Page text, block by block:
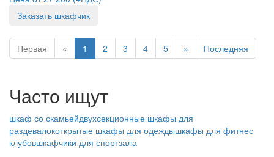
Заказать шкафчик
Первая « 1 2 3 4 5 » Последняя
Часто ищут
шкаф со скамьейдвухсекционные шкафы для
раздевалокоткрытые шкафы для одеждышкафы для фитнес
клубовшкафчики для спортзала